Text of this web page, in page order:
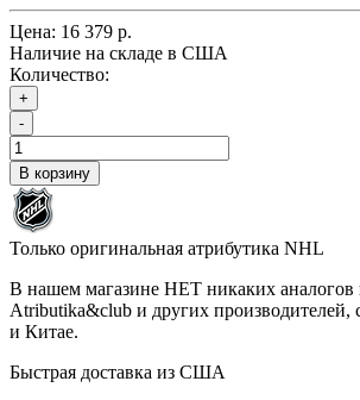
Цена: 16 379 р.
Наличие на складе в США
Количество:
+
-
В корзину
Только оригинальная атрибутика NHL
В нашем магазине НЕТ никаких аналогов
Atributika&club и других производителей,
и Китае.
Быстрая доставка из США